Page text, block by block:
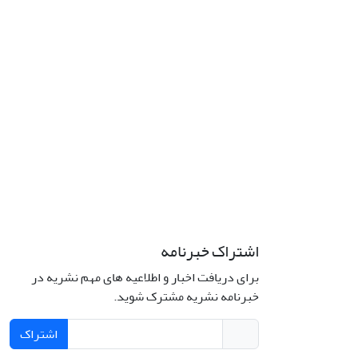
اشتراک خبرنامه
برای دریافت اخبار و اطلاعیه های مهم نشریه در
خبرنامه نشریه مشترک شوید.
اشتراک